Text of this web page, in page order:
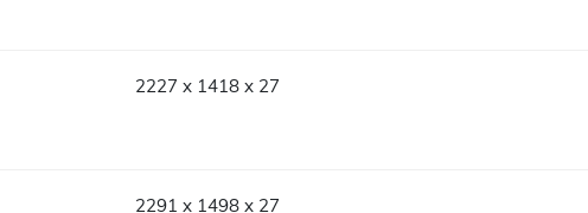
2227 x 1418 x 27
2291 x 1498 x 27